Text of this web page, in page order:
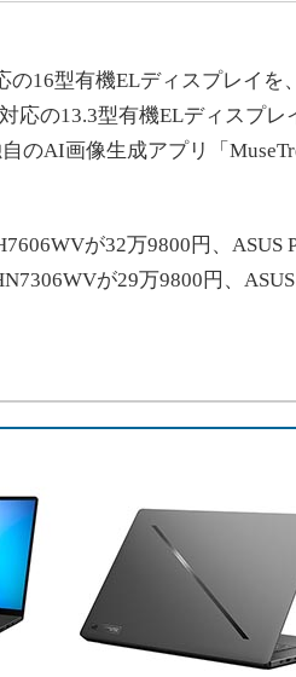
16型有機ELディスプレイを
応の13.3型有機ELディスプレ
のAI画像生成アプリ「
が32万9800円、ASUS
が29万9800円、